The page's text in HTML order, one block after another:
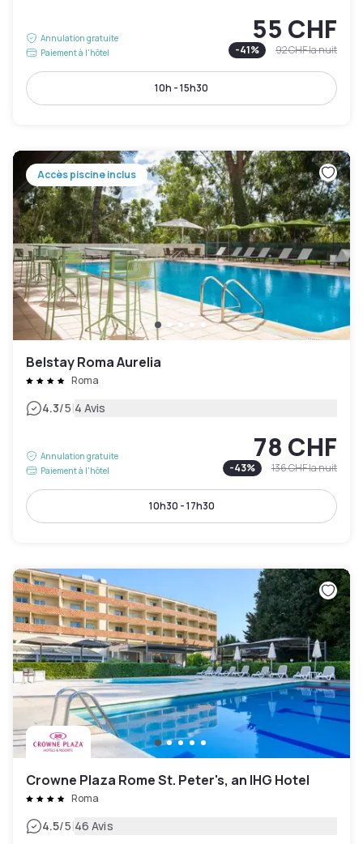
Annulation gratuite
Paiement à l'hôtel
55 CHF
-41% 92 CHFla nuit
10h - 15h30
Accès piscine inclus
Belstay Roma Aurelia
Roma
4.3/5|4 Avis
Annulation gratuite
Paiement à l'hôtel
78 CHF
-43% 136 CHFla nuit
10h30 - 17h30
Crowne Plaza Rome St. Peter's, an IHG Hotel
Roma
4.5/5|46 Avis